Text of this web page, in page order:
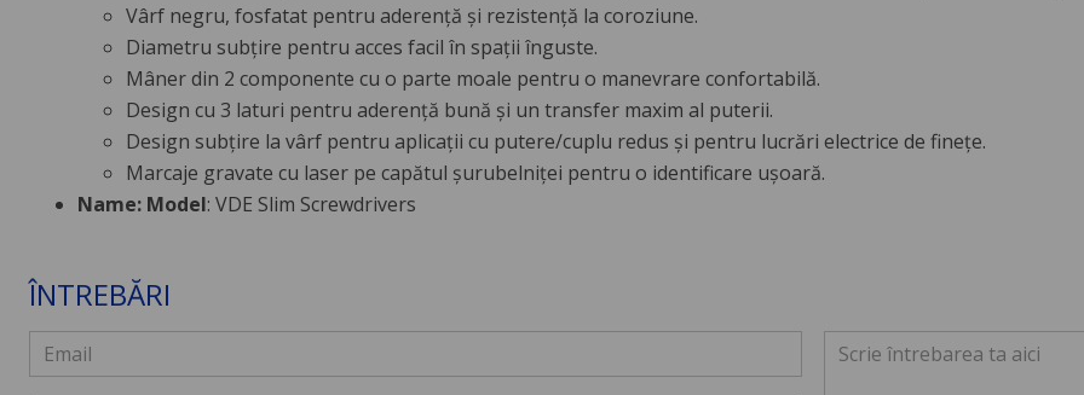
Vârf negru, fosfatat pentru aderență și rezistență la coroziune.
Diametru subțire pentru acces facil în spații înguste.
Mâner din 2 componente cu o parte moale pentru o manevrare confortabilă.
Design cu 3 laturi pentru aderență bună și un transfer maxim al puterii.
Design subțire la vârf pentru aplicații cu putere/cuplu redus și pentru lucrări electrice de finețe.
Marcaje gravate cu laser pe capătul șurubelniței pentru o identificare ușoară.
Name: Model: VDE Slim Screwdrivers
ÎNTREBĂRI